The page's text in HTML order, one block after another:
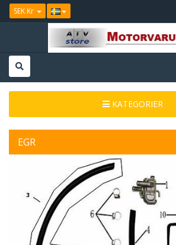
SEK Kr
KATEGORIER
EGR